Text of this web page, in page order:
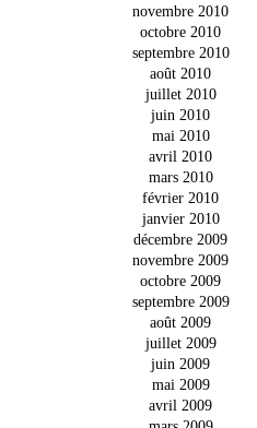
novembre 2010
octobre 2010
septembre 2010
août 2010
juillet 2010
juin 2010
mai 2010
avril 2010
mars 2010
février 2010
janvier 2010
décembre 2009
novembre 2009
octobre 2009
septembre 2009
août 2009
juillet 2009
juin 2009
mai 2009
avril 2009